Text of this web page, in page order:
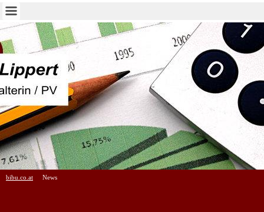
bibu.co.at News